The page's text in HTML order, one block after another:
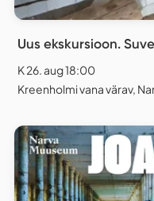
Uus ekskursioon.
K 26. aug 18:00
Kreenholmi vana värav,